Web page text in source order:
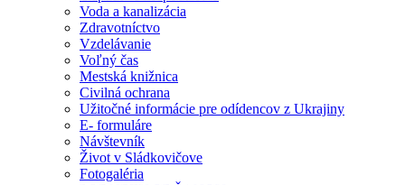
Voda a kanalizácia
Zdravotníctvo
Vzdelávanie
Voľný čas
Mestská knižnica
Civilná ochrana
Užitočné informácie pre odídencov z Ukrajiny
E- formuláre
Návštevník
Život v Sládkovičove
Fotogaléria